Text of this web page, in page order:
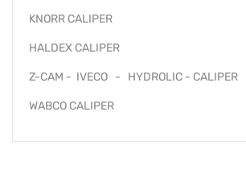
KNORR CALIPER
HALDEX CALIPER
Z-CAM - IVECO - HYDROLIC - CALIPER
WABCO CALIPER